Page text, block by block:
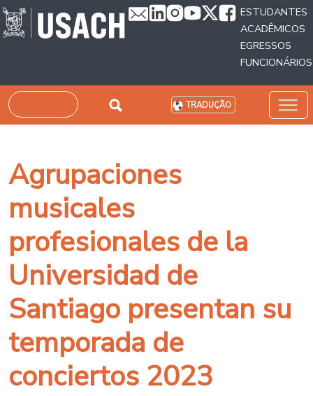
Passar para o conteúdo principal
ESTUDANTES
ACADÊMICOS
EGRESSOS
FUNCIONÁRIOS
Pesquisar TRADUÇÃO
Agrupaciones
musicales
profesionales de la
Universidad de
Santiago presentan su
temporada de
conciertos 2023